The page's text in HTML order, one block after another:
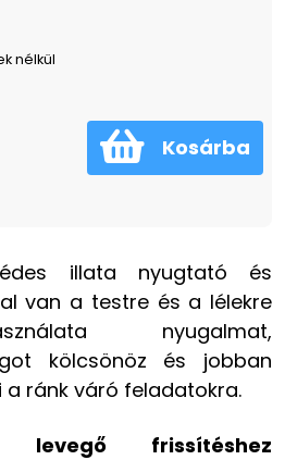
nélkül
Kosárba
illata nyugtató és
van a testre és a lélekre
nyugalmat,
kölcsönöz és jobban
a ránk váró feladatokra.
levegő frissítéshez